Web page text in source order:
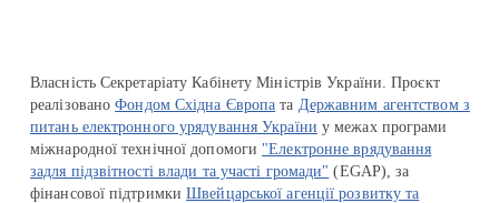
Власність Секретаріату Кабінету Міністрів України. Проєкт
реалізованоФондом Східна Європа та Державним агентством з
питань електронного урядування України у межах програми
міжнародної технічної допомоги "Електронне врядування
задля підзвітності влади та участі громади" (EGAP), за
фінансової підтримкиШвейцарської агенції розвитку та